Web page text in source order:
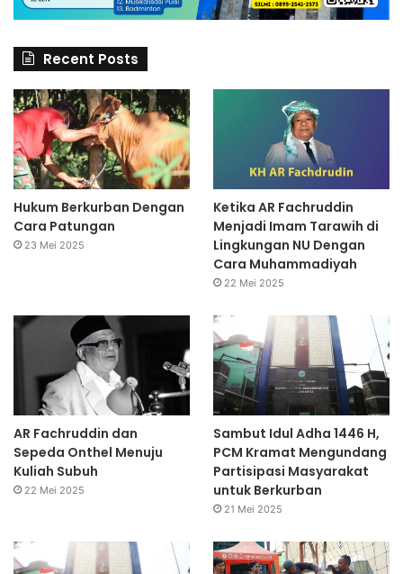
Recent Posts
Hukum Berkurban Dengan
Cara Patungan
23 Mei 2025
Ketika AR Fachruddin
Menjadi Imam Tarawih di
Lingkungan NU Dengan
Cara Muhammadiyah
22 Mei 2025
AR Fachruddin dan
Sepeda Onthel Menuju
Kuliah Subuh
22 Mei 2025
Sambut Idul Adha 1446 H,
PCM Kramat Mengundang
Partisipasi Masyarakat
untuk Berkurban
21 Mei 2025